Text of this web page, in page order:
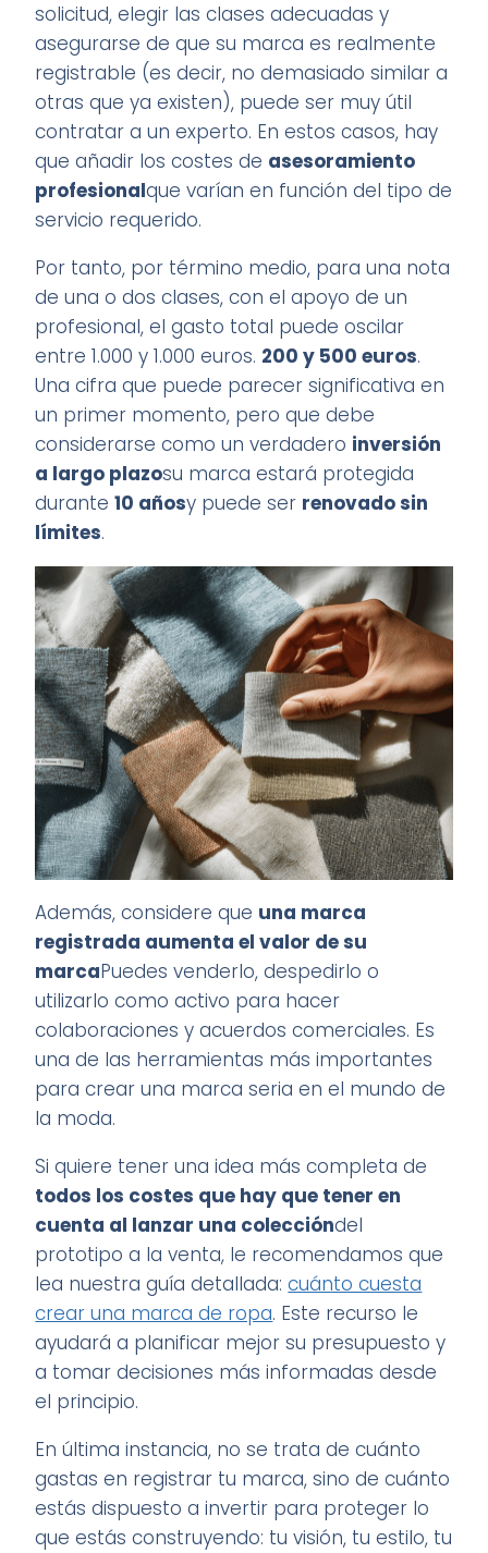
solicitud, elegir las clases adecuadas y
asegurarse de que su marca es realmente
registrable (es decir, no demasiado similar a
otras que ya existen), puede ser muy útil
contratar a un experto. En estos casos, hay
que añadir los costes de asesoramiento
profesionalque varían en función del tipo de
servicio requerido.
Por tanto, por término medio, para una nota
de una o dos clases, con el apoyo de un
profesional, el gasto total puede oscilar
entre 1.000 y 1.000 euros. 200 y 500 euros.
Una cifra que puede parecer significativa en
un primer momento, pero que debe
considerarse como un verdadero inversión
a largo plazosu marca estará protegida
durante10 añosy puede ser renovado sin
límites.
Además, considere que una marca
registrada aumenta el valor de su
marcaPuedes venderlo, despedirlo o
utilizarlo como activo para hacer
colaboraciones y acuerdos comerciales. Es
una de las herramientas más importantes
para crear una marca seria en el mundo de
la moda.
Si quiere tener una idea más completa de
todos los costes que hay que tener en
cuenta al lanzar una coleccióndel
prototipo a la venta, le recomendamos que
lea nuestra guía detallada:cuánto cuesta
crear una marca de ropa. Este recurso le
ayudará a planificar mejor su presupuesto y
a tomar decisiones más informadas desde
el principio.
En última instancia, no se trata de cuánto
gastas en registrar tu marca, sino de cuánto
estás dispuesto a invertir para proteger lo
que estás construyendo: tu visión, tu estilo, tu